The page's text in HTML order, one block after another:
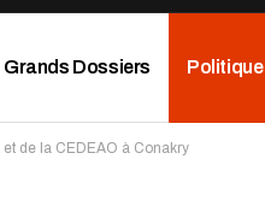
Grands Dossiers Politique
de la CEDEAO à Conakry